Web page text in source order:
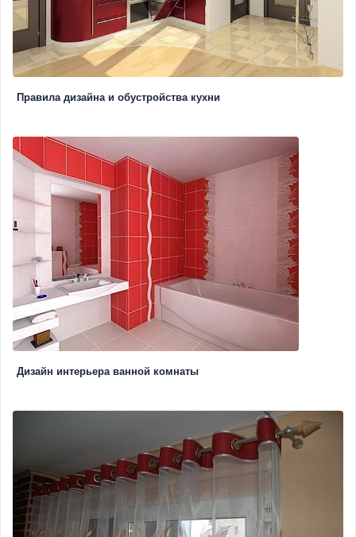
Правила дизайна и обустройства кухни
Дизайн интерьера ванной комнаты